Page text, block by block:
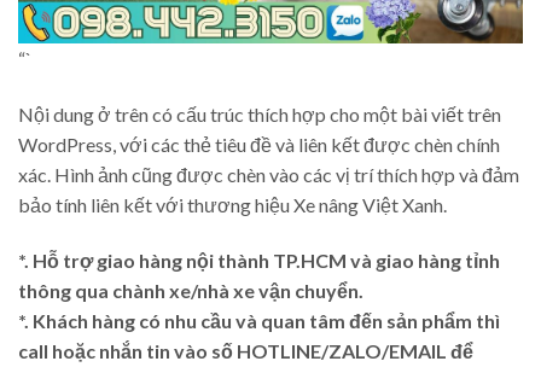
“`
Nội dung ở trên có cấu trúc thích hợp cho một bài viết trên
WordPress, với các thẻ tiêu đề và liên kết được chèn chính
xác. Hình ảnh cũng được chèn vào các vị trí thích hợp và đảm
bảo tính liên kết với thương hiệu Xe nâng Việt Xanh.
*. Hỗ trợ giao hàng nội thành TP.HCM và giao hàng tỉnh
thông qua chành xe/nhà xe vận chuyển.
*. Khách hàng có nhu cầu và quan tâm đến sản phẩm thì
call hoặc nhắn tin vào số HOTLINE/ZALO/EMAIL để